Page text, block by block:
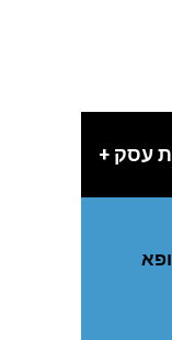
עסק +